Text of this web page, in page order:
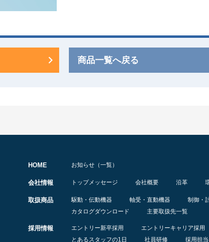
商品一覧へ戻る
HOME お知らせ（一覧）
会社情報 トップメッセージ 会社概要 沿革
取扱商品 駆動・伝動機器 軸受・直動機器 制御・
カタログダウンロード
主要取扱先一覧
採用情報 エントリー新卒採用 エントリーキャリア採用
とあるスタッフの1日
社員研修 採用担